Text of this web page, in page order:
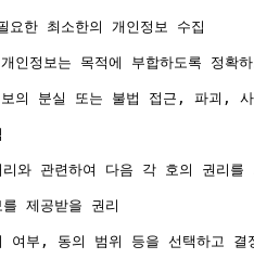
한 최소한의 개인정보 수집
정보는 목적에 부합하도록 정확
의 분실 또는 불법 접근, 파괴, 사
와 관련하여 다음 각 호의 권리를
제공받을 권리
부, 동의 범위 등을 선택하고 결